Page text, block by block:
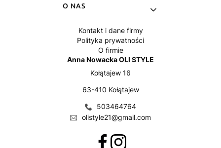
Anna Nowacka OLI STYLE
Kołątajew 16
63-410 Kołątajew
503464764
olistyle21@gmail.com
O NAS
Kontakt i dane firmy
Polityka prywatności
O firmie